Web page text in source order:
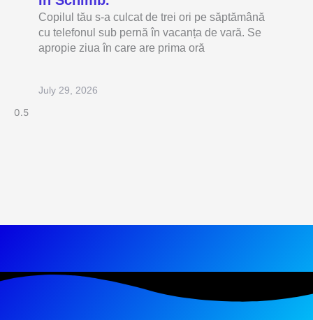
Copilul tău s-a culcat de trei ori pe săptămână
cu telefonul sub pernă în vacanța de vară. Se
apropie ziua în care are prima oră
July 29, 2026